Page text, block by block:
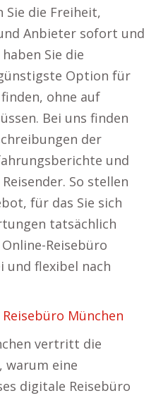
Sie die Freiheit,
Anbieter sofort und
Sie die
Option für
ohne auf
Bei uns finden
der
und
So stellen
für das Sie sich
tatsächlich
Reisebüro
und flexibel nach
Reisebüro München
vertritt die
warum eine
digitale Reisebüro